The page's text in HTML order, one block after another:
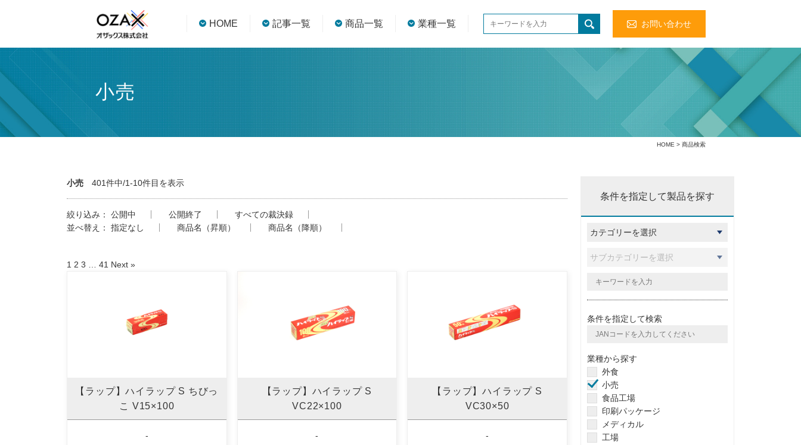
HOME 記事一覧 商品一覧 業種一覧 お問い合わせ
小売
HOME > 商品検索
小売 401件中/1-10件目を表示
絞り込み： 公開中 公開終了
すべての裁決録
並べ替え：
指定なし 商品名（昇順） 商品名（降順）
1 2 3 41 Next »
【ラップ】ハイラップ S ちびっ
こ V15×100
-
【ラップ】ハイラップ S
VC22×100
-
【ラップ】ハイラップ S
VC30×50
-
条件を指定して製品を探す
条件を指定して検索
業種から探す
外食
小売
食品工場
印刷パッケージ
メディカル
工場